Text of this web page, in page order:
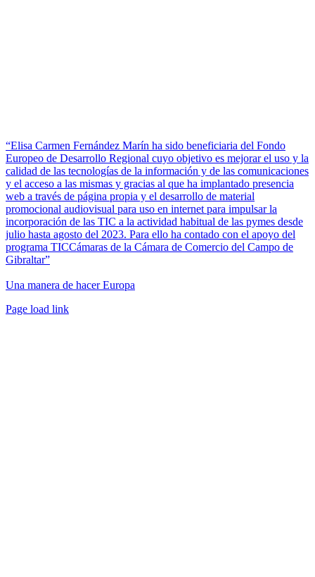
“Elisa Carmen Fernández Marín ha sido beneficiaria del Fondo
Europeo de Desarrollo Regional cuyo objetivo es mejorar el uso y la
calidad de las tecnologías de la información y de las comunicaciones
y el acceso a las mismas y gracias al que ha implantado presencia
web a través de página propia y el desarrollo de material
promocional audiovisual para uso en internet para impulsar la
incorporación de las TIC a la actividad habitual de las pymes desde
julio hasta agosto del 2023. Para ello ha contado con el apoyo del
programa TICCámaras de la Cámara de Comercio del Campo de
Gibraltar”
Una manera de hacer Europa
Facebook
Twitter
Instagram
Pinterest
Page load link